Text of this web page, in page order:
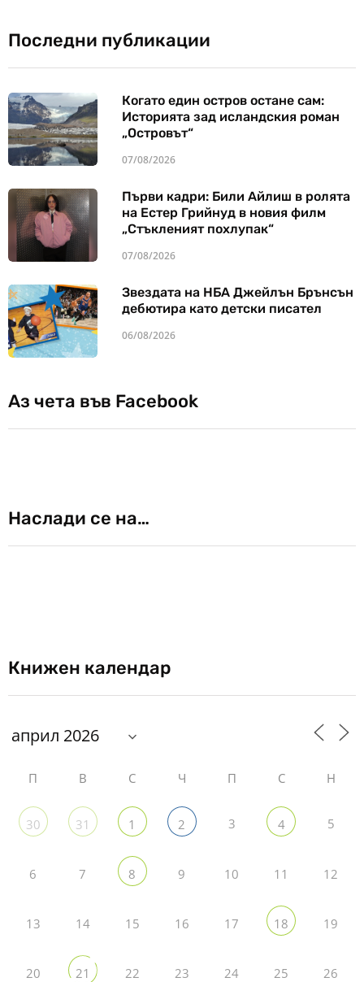
Последни публикации
Когато един остров остане сам:
Историята зад исландския роман
„Островът“
07/08/2026
Първи кадри: Били Айлиш в ролята
на Естер Грийнуд в новия филм
„Стъкленият похлупак“
07/08/2026
Звездата на НБА Джейлън Брънсън
дебютира като детски писател
06/08/2026
Аз чета във Facebook
Наслади се на…
Книжен календар
П В С Ч П С Н
30 31 1 2 3 4 5
6 7 8 9 10 11 12
13 14 15 16 17 18 19
20 21 22 23 24 25 26